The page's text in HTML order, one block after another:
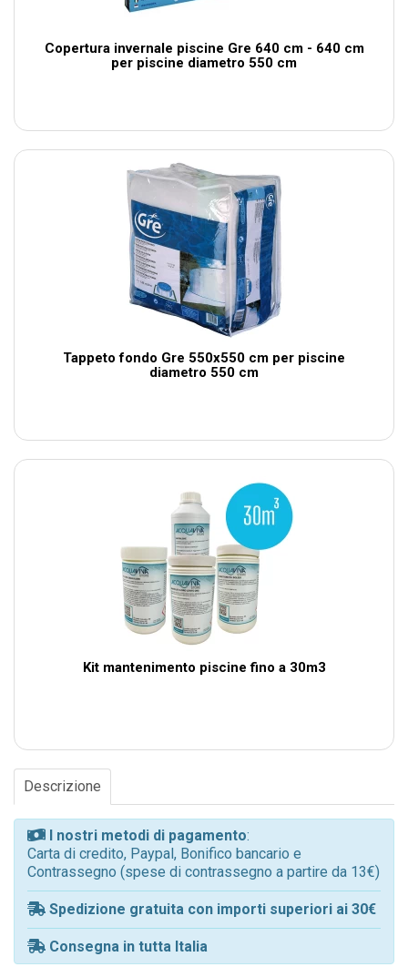
Copertura invernale piscine Gre 640 cm - 640 cm
per piscine diametro 550 cm
Tappeto fondo Gre 550x550 cm per piscine
diametro 550 cm
Kit mantenimento piscine fino a 30m3
Descrizione
I nostri metodi di pagamento:
Carta di credito, Paypal, Bonifico bancario e
Contrassegno (spese di contrassegno a partire da 13€)
Spedizione gratuita con importi superiori ai 30€
Consegna in tutta Italia